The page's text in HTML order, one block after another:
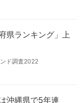
県ランキング」上
ド調査2022
沖縄県で5年連